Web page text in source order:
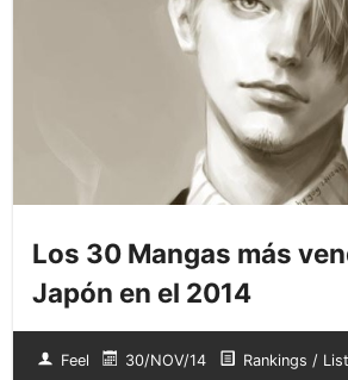
Los 30 Mangas más
Japón en el 2014
Feel 30/NOV/14 Rankings /